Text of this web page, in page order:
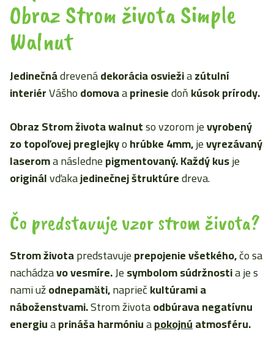
Obraz Strom života Simple
Walnut
Jedinečnádrevenádekorácia osviežiazútulní
interiérVášhodomovaaprinesiedoňkúsok prírody.
Obraz Strom života walnutso vzorom jevyrobený
zo topoľovej preglejkyohrúbke 4mm,jevyrezávaný
laseroma následnepigmentovaný.Každý kusje
originálvďakajedinečnej štruktúredreva.
Čo predstavuje vzor strom života?
Strom životapredstavujeprepojenie všetkého,čo sa
nachádzavo vesmíre.Jesymbolom súdržnostia je s
nami užodnepamäti,napriečkultúrami a
náboženstvami.Strom životaodbúrava negatívnu
energiuaprináša harmóniuapokojnúatmosféru.